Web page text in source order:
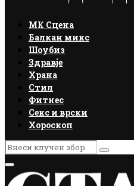
МК Сцена
Балкан микс
Шоубиз
Здравје
Храна
Стил
Фитнес
Секс и врски
Хороскоп
Search
for:
Search
Primary
Menu